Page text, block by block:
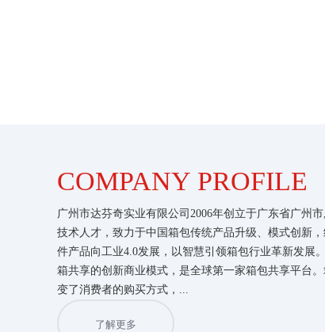
COMPANY PROFILE
广州市达芬奇实业有限公司2006年创立于广东省广州
技术人才，致力于中国箱包传统产品升级、模式创新
件产品向工业4.0发展，以智慧引领箱包行业革新发展
箱共享的创新商业模式，是全球第一家箱包共享平台
变了消费者的购买方式，...
了解更多